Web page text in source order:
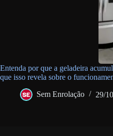
Entenda por que a geladeira
que isso revela sobre o
Sem Enrolação 29/